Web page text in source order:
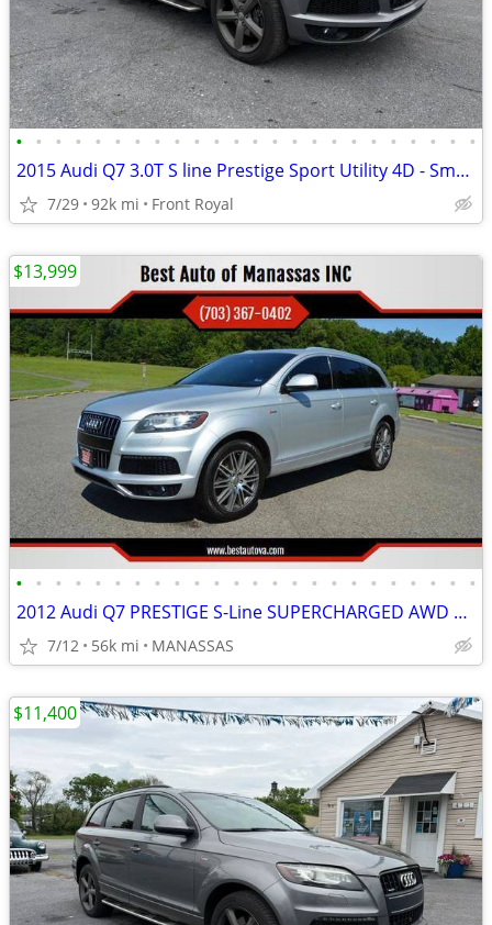
• • • • • • • • • • • • • • • • • • • • • • • •
2015 Audi Q7 3.0T S line Prestige Sport Utility 4D - Smooth, Athletic,
7/29 92k mi Front Royal
• • • • • • • • • • • • • • • • • • • • • • • •
2012 Audi Q7 PRESTIGE S-Line SUPERCHARGED AWD LOW MILES 3RD ROW SEATS
7/12 56k mi MANASSAS
$13,999
$11,400